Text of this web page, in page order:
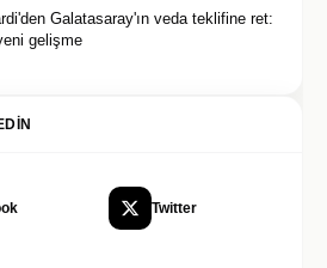
Galatasaray'ın veda teklifine ret:
gelişme
Twitter